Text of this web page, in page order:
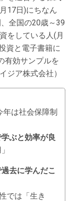
17日)にちなん
全国の20歳～39
をしている人(月
資と電子書籍に
有効サンプルを
ジア株式会社）
年は社会保障制
ぶと効率が良
去に学んだこ
では「生き